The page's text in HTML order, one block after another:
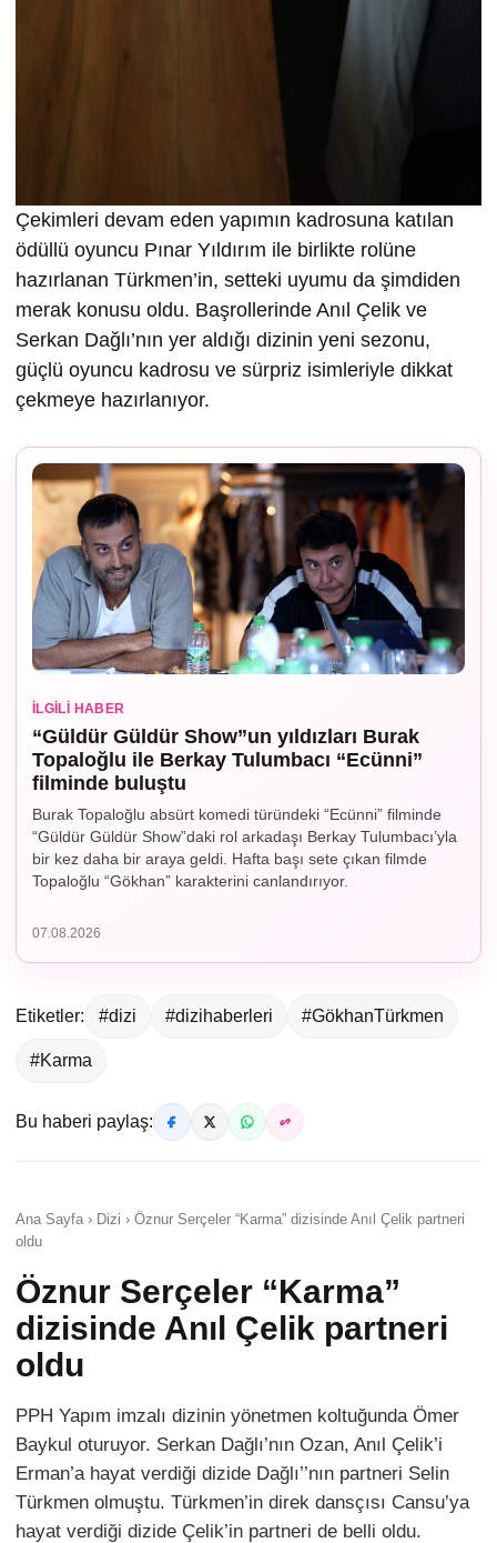
Çekimleri devam eden yapımın kadrosuna katılan
ödüllü oyuncu Pınar Yıldırım ile birlikte rolüne
hazırlanan Türkmen’in, setteki uyumu da şimdiden
merak konusu oldu. Başrollerinde Anıl Çelik ve
Serkan Dağlı’nın yer aldığı dizinin yeni sezonu,
güçlü oyuncu kadrosu ve sürpriz isimleriyle dikkat
çekmeye hazırlanıyor.
İLGILI HABER
“Güldür Güldür Show”un yıldızları Burak
Topaloğlu ile Berkay Tulumbacı “Ecünni”
filminde buluştu
Burak Topaloğlu absürt komedi türündeki “Ecünni” filminde
“Güldür Güldür Show”daki rol arkadaşı Berkay Tulumbacı’yla
bir kez daha bir araya geldi. Hafta başı sete çıkan filmde
Topaloğlu “Gökhan” karakterini canlandırıyor.
07.08.2026
Etiketler: #dizi #dizihaberleri #GökhanTürkmen
#Karma
Bu haberi paylaş:
Ana Sayfa › Dizi › Öznur Serçeler “Karma” dizisinde Anıl Çelik partneri
oldu
Öznur Serçeler “Karma”
dizisinde Anıl Çelik partneri
oldu
PPH Yapım imzalı dizinin yönetmen koltuğunda Ömer
Baykul oturuyor. Serkan Dağlı’nın Ozan, Anıl Çelik’i
Erman’a hayat verdiği dizide Dağlı’’nın partneri Selin
Türkmen olmuştu. Türkmen’in direk dansçısı Cansu’ya
hayat verdiği dizide Çelik’in partneri de belli oldu.